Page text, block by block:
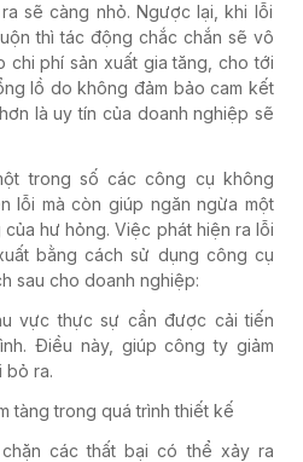
sẽ càng nhỏ. Ngược lại, khi lỗi
thì tác động chắc chắn sẽ vô
phí sản xuất gia tăng, cho tới
lồ do không đảm bảo cam kết
là uy tín của doanh nghiệp sẽ
trong số các công cụ không
lỗi mà còn giúp ngăn ngừa một
hư hỏng. Việc phát hiện ra lỗi
bằng cách sử dụng công cụ
sau cho doanh nghiệp:
vực thực sự cần được cải tiến
Điều này, giúp công ty giảm
bỏ ra.
tàng trong quá trình thiết kế
các thất bại có thể xảy ra